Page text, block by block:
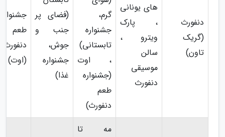
دنفورث
(گریک
تاون)
های یونانی
، پارک
ویترو ،
سالن
موسیقی
دنفورث
گرم،
جشنواره
تابستانی)
، اوت
(جشنواره
طعم
دنفورث)
(فضای پر
جنب و
جوش،
جشنواره
غذا)
جشنواره
طعم
دنفورث
(اوت)
مه تا